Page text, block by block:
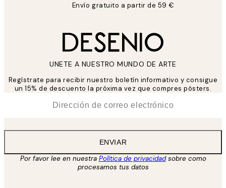
Envío gratuito a partir de 59 €
UNETE A NUESTRO MUNDO DE ARTE
Regístrate para recibir nuestro boletín informativo y consigue
un 15% de descuento la próxima vez que compres pósters.
ENVIAR
Por favor lee en nuestra Política de privacidadsobre como
procesamos tus datos